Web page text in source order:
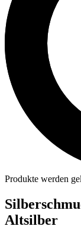
Produkte werden
Altsilber